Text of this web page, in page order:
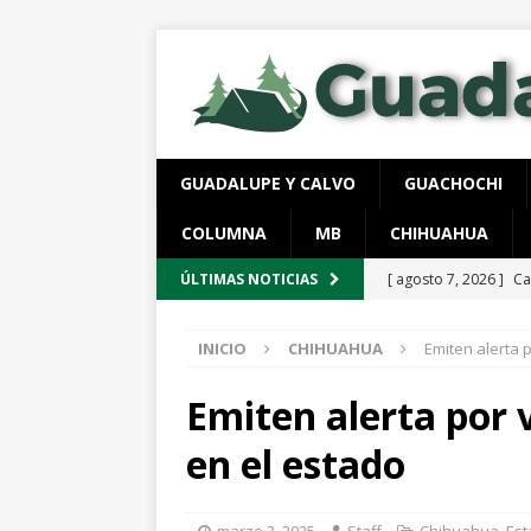
GUADALUPE Y CALVO GUACHOCHI
COLUMNA MB CHIHUAHUA
ÚLTIMAS NOTICIAS [ agosto 7, 2026 ]
[ agosto 6, 2026 ]
[ agosto 6, 2026 ]
cercanía y presencia
INICIO CHIHUAHUA Emiten alerta
Emiten alerta por
en el estado